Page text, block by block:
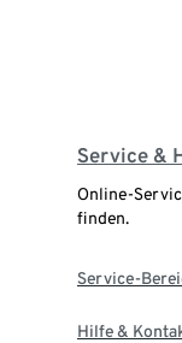
Service &
Online-
finden.
Service-
Hilfe &